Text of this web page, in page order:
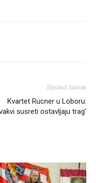
Sljedeći članak
Kvartet Rucner u Loboru:
susreti ostavljaju trag’